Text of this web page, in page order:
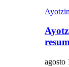
agosto